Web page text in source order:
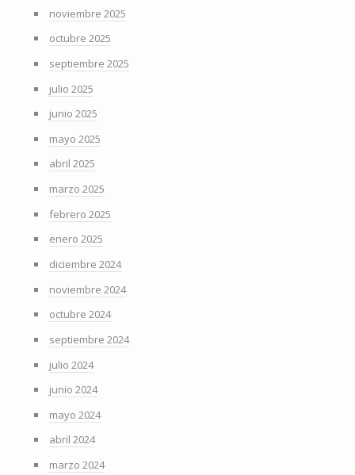
noviembre 2025
octubre 2025
septiembre 2025
julio 2025
junio 2025
mayo 2025
abril 2025
marzo 2025
febrero 2025
enero 2025
diciembre 2024
noviembre 2024
octubre 2024
septiembre 2024
julio 2024
junio 2024
mayo 2024
abril 2024
marzo 2024